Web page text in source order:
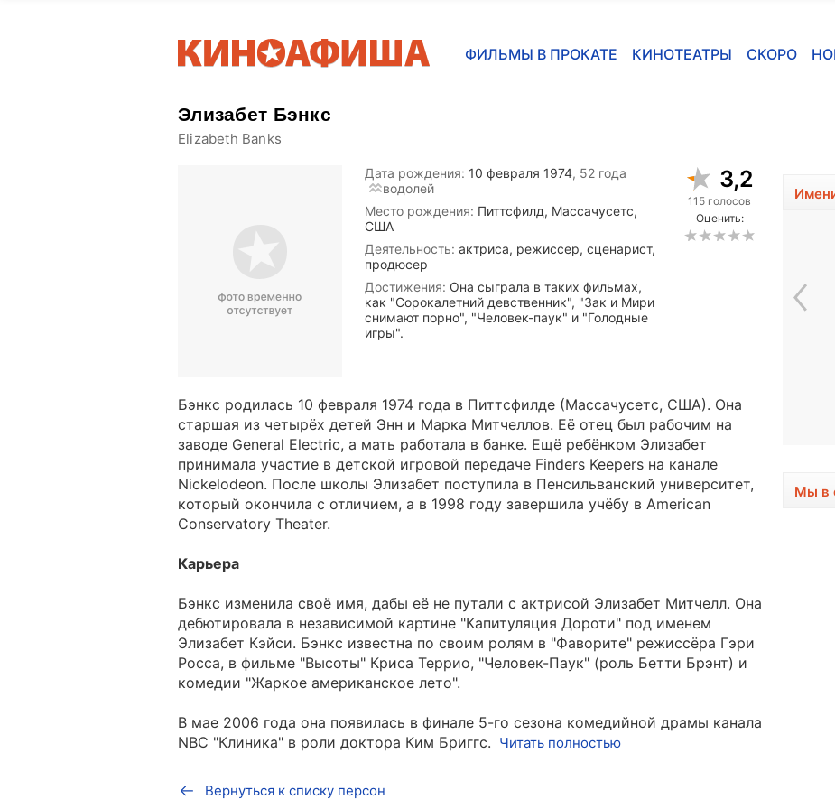
ФИЛЬМЫ В ПРОКАТЕ КИНОТЕАТРЫ СКОРО
Элизабет Бэнкс
Elizabeth Banks
Дата рождения: 10 февраля 1974, 52 года
водолей
Место рождения: Питтсфилд, Массачусетс,
США
Деятельность: актриса, режиссер, сценарист,
продюсер
Достижения: Она сыграла в таких фильмах,
как "Сорокалетний девственник", "Зак и Мири
снимают порно", "Человек-паук" и "Голодные
игры".
3,2
115 голосов
Оценить:
Бэнкс родилась 10 февраля 1974 года в Питтсфилде (Массачусетс, США). Она
старшая из четырёх детей Энн и Марка Митчеллов. Её отец был рабочим на
заводе General Electric, а мать работала в банке. Ещё ребёнком Элизабет
принимала участие в детской игровой передаче Finders Keepers на канале
Nickelodeon. После школы Элизабет поступила в Пенсильванский университет,
который окончила с отличием, а в 1998 году завершила учёбу в American
Conservatory Theater.
Карьера
Бэнкс изменила своё имя, дабы её не путали с актрисой Элизабет Митчелл. Она
дебютировала в независимой картине "Капитуляция Дороти" под именем
Элизабет Кэйси. Бэнкс известна по своим ролям в "Фаворите" режиссёра Гэри
Росса, в фильме "Высоты" Криса Террио, "Человек-Паук" (роль Бетти Брэнт) и
комедии "Жаркое американское лето".
В мае 2006 года она появилась в финале 5-го сезона комедийной драмы канала
NBC "Клиника" в роли доктора Ким Бриггс. Читать полностью
Вернуться к списку персон
1952, 74 года
Мы в